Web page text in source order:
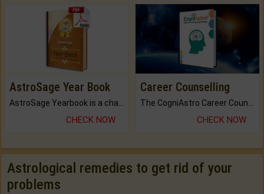
AstroSage Year Book
AstroSage Yearbook is a channel to fulfill your dreams and destiny.
CHECK NOW
Career Counselling
The CogniAstro Career Counselling Report is the most comprehensive report available on this topic.
CHECK NOW
Astrological remedies to get rid of your
problems